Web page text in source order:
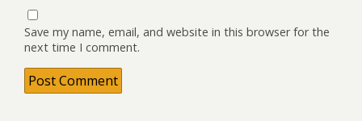
Save my name, email, and website in this browser for the
next time I comment.